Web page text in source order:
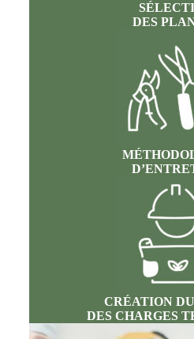
DES
CRÉATION
DES CHARGES